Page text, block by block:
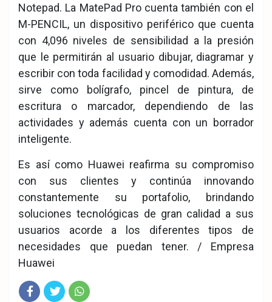
Notepad. La MatePad Pro cuenta también con el
M-PENCIL, un dispositivo periférico que cuenta
con 4,096 niveles de sensibilidad a la presión
que le permitirán al usuario dibujar, diagramar y
escribir con toda facilidad y comodidad. Además,
sirve como bolígrafo, pincel de pintura, de
escritura o marcador, dependiendo de las
actividades y además cuenta con un borrador
inteligente.
Es así como Huawei reafirma su compromiso
con sus clientes y continúa innovando
constantemente su portafolio, brindando
soluciones tecnológicas de gran calidad a sus
usuarios acorde a los diferentes tipos de
necesidades que puedan tener. / Empresa
Huawei